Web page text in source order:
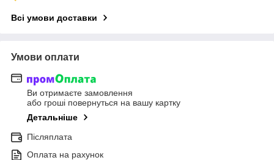
Всі умови доставки
Умови оплати
Ви отримаєте замовлення
або гроші повернуться на вашу картку
Детальніше
Післяплата
Оплата на рахунок